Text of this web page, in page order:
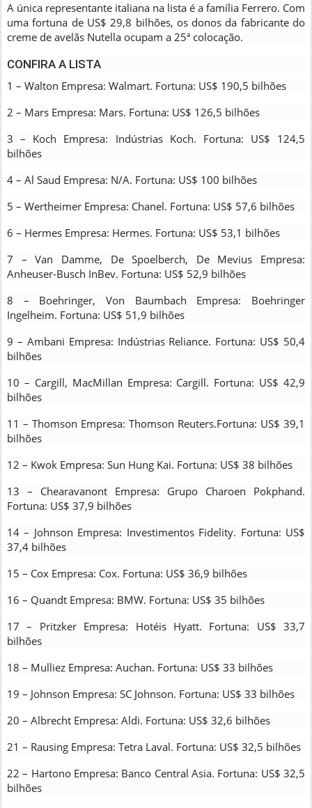
A única representante italiana na lista é a família Ferrero. Com
uma fortuna de US$ 29,8 bilhões, os donos da fabricante do
creme de avelãs Nutella ocupam a 25ª colocação.
CONFIRA A LISTA
1 – Walton Empresa: Walmart. Fortuna: US$ 190,5 bilhões
2 – Mars Empresa: Mars. Fortuna: US$ 126,5 bilhões
3 – Koch Empresa: Indústrias Koch. Fortuna: US$ 124,5
bilhões
4 – Al Saud Empresa: N/A. Fortuna: US$ 100 bilhões
5 – Wertheimer Empresa: Chanel. Fortuna: US$ 57,6 bilhões
6 – Hermes Empresa: Hermes. Fortuna: US$ 53,1 bilhões
7 – Van Damme, De Spoelberch, De Mevius Empresa:
Anheuser-Busch InBev. Fortuna: US$ 52,9 bilhões
8 – Boehringer, Von Baumbach Empresa: Boehringer
Ingelheim. Fortuna: US$ 51,9 bilhões
9 – Ambani Empresa: Indústrias Reliance. Fortuna: US$ 50,4
bilhões
10 – Cargill, MacMillan Empresa: Cargill. Fortuna: US$ 42,9
bilhões
11 – Thomson Empresa: Thomson Reuters.Fortuna: US$ 39,1
bilhões
12 – Kwok Empresa: Sun Hung Kai. Fortuna: US$ 38 bilhões
13 – Chearavanont Empresa: Grupo Charoen Pokphand.
Fortuna: US$ 37,9 bilhões
14 – Johnson Empresa: Investimentos Fidelity. Fortuna: US$
37,4 bilhões
15 – Cox Empresa: Cox. Fortuna: US$ 36,9 bilhões
16 – Quandt Empresa: BMW. Fortuna: US$ 35 bilhões
17 – Pritzker Empresa: Hotéis Hyatt. Fortuna: US$ 33,7
bilhões
18 – Mulliez Empresa: Auchan. Fortuna: US$ 33 bilhões
19 – Johnson Empresa: SC Johnson. Fortuna: US$ 33 bilhões
20 – Albrecht Empresa: Aldi. Fortuna: US$ 32,6 bilhões
21 – Rausing Empresa: Tetra Laval. Fortuna: US$ 32,5 bilhões
22 – Hartono Empresa: Banco Central Asia. Fortuna: US$ 32,5
bilhões